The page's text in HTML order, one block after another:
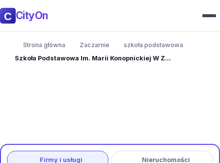
CityOn
Strona główna Zaczarnie
szkoła podstawowa
Szkoła Podstawowa Im. Marii Konopnickiej W Zaczarniu
Firmy i usługi Nieruchomości